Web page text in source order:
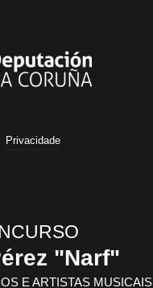
Privacidade
"Narf"
E ARTISTAS MUSICAIS